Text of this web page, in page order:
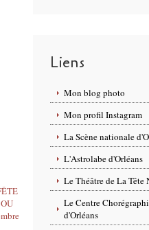
Liens
Mon blog photo
Mon profil Instagram
La Scène nationale
L'Astrolabe d'Orléans
Le Théâtre de La Tête
Le Centre
d'Orléans